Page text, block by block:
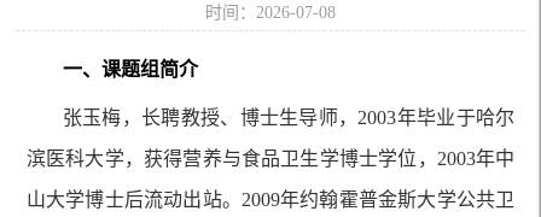
时间：2026-07-08
一、课题组简介
张玉梅，长聘教授、博士生导师，2003年毕业于哈尔
滨医科大学，获得营养与食品卫生学博士学位，2003年中
山大学博士后流动出站。2009年约翰霍普金斯大学公共卫